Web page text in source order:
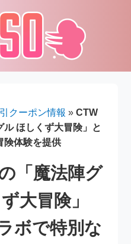
クーポン情報 »CTW
ほしくず大冒険」と
険体験を提供
「魔法陣グ
大冒険」
ボで特別な